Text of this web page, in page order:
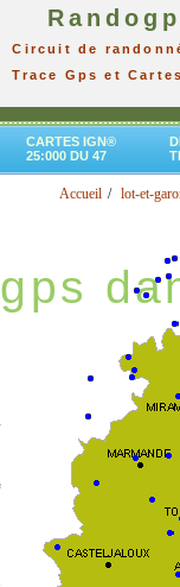
Circuit de
Trace Gps et
CARTES IGN®
25:000 DU 47
Accueil lot-et-
gps